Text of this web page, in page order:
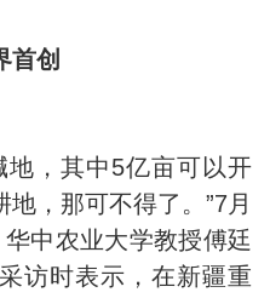
首创
地，其中5亿亩可以开
，那可不得了。”7月
中农业大学教授傅廷
访时表示，在新疆重